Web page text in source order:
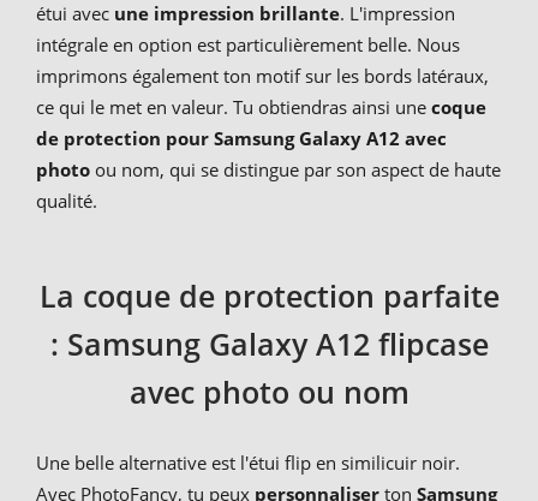
étui avec une impression brillante. L'impression
intégrale en option est particulièrement belle. Nous
imprimons également ton motif sur les bords latéraux,
ce qui le met en valeur. Tu obtiendras ainsi une coque
de protection pour Samsung Galaxy A12 avec
photo ou nom, qui se distingue par son aspect de haute
qualité.
La coque de protection parfaite
: Samsung Galaxy A12 flipcase
avec photo ou nom
Une belle alternative est l'étui flip en similicuir noir.
Avec PhotoFancy, tu peux personnaliser ton Samsung